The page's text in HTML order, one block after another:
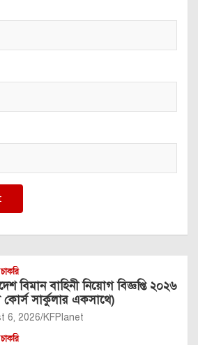
চাকরি
বিমান বাহিনী নিয়োগ বিজ্ঞপ্তি ২০২৬
সার্কুলার একসাথে)
6, 2026 KFPlanet
চাকরি